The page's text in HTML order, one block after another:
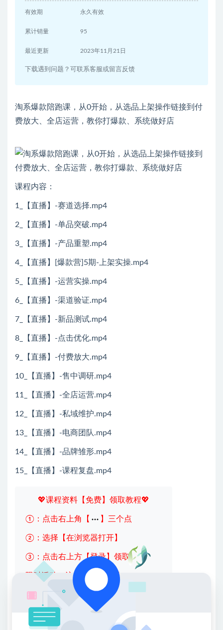
有效期 永久有效
累计销量 95
最近更新 2023年11月21日
下载遇到问题？可联系客服或留言反馈
淘系爆款陪跑课，从0开始，从选品上架操作链接到付
费放大、全店运营，教你打爆款、系统做好店
课程内容：
1_【直播】-赛道选择.mp4
2_【直播】-单品突破.mp4
3_【直播】-产品重塑.mp4
4_【直播】[爆款营]5期-上架实操.mp4
5_【直播】-运营实操.mp4
6_【直播】-渠道验证.mp4
7_【直播】-新品测试.mp4
8_【直播】-点击优化.mp4
9_【直播】-付费放大.mp4
10_【直播】-售中调研.mp4
11_【直播】-全店运营.mp4
12_【直播】-私域维护.mp4
13_【直播】-电商团队.mp4
14_【直播】-品牌雏形.mp4
15_【直播】-课程复盘.mp4
💖课程资料【免费】领取教程💖
①：点击右上角【 】三个点
②：选择【在浏览器打开】
③：点击右上方【登录】领取
限时活动：注册新用户赠送VIP
收藏